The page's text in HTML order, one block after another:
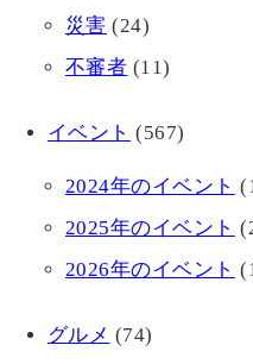
災害 (24)
不審者 (11)
イベント (567)
2024年のイベント
2025年のイベント
2026年のイベント
グルメ (74)